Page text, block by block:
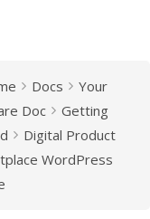
Docs
Your
Doc
Getting
Digital Product
WordPress